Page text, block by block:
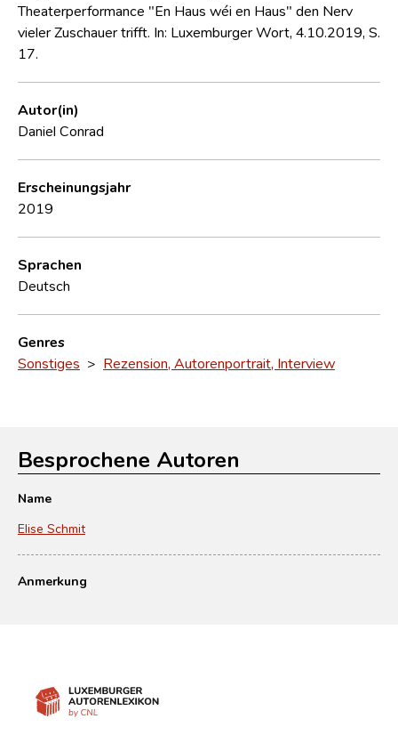
Theaterperformance "En Haus wéi en Haus" den Nerv
vieler Zuschauer trifft. In: Luxemburger Wort, 4.10.2019, S.
17.
Autor(in)
Daniel Conrad
Erscheinungsjahr
2019
Sprachen
Deutsch
Genres
Sonstiges > Rezension, Autorenportrait, Interview
Besprochene Autoren
Name
Elise Schmit
Anmerkung